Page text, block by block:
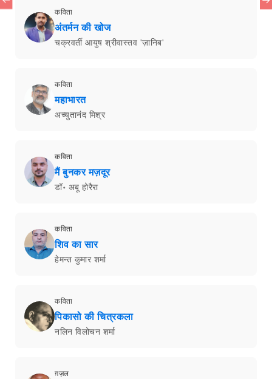
कविता
अंतर्मन की खोज
चक्रवर्ती आयुष श्रीवास्तव 'ज़ानिब'
कविता
महाभारत
अच्युतानंद मिश्र
कविता
मैं बुनकर मज़दूर
डॉ॰ अबू होरैरा
कविता
शिव का सार
हेमन्त कुमार शर्मा
कविता
पिकासो की चित्रकला
नलिन विलोचन शर्मा
ग़ज़ल